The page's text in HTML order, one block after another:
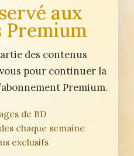
aux
Premium
des contenus
pour continuer la
Premium.
de BD
chaque semaine
exclusifs